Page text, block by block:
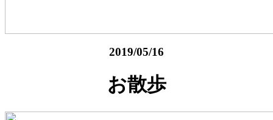
2019/05/16
お散歩